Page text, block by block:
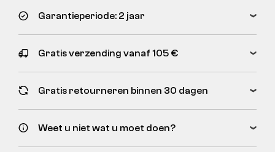
Garantieperiode: 2 jaar
Gratis verzending vanaf 105 €
Gratis retourneren binnen 30 dagen
Weet u niet wat u moet doen?